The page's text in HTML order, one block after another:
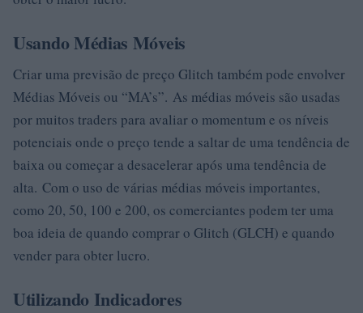
Usando Médias Móveis
Criar uma previsão de preço Glitch também pode envolver
Médias Móveis ou “MA’s”. As médias móveis são usadas
por muitos traders para avaliar o momentum e os níveis
potenciais onde o preço tende a saltar de uma tendência de
baixa ou começar a desacelerar após uma tendência de
alta. Com o uso de várias médias móveis importantes,
como 20, 50, 100 e 200, os comerciantes podem ter uma
boa ideia de quando comprar o Glitch (GLCH) e quando
vender para obter lucro.
Utilizando Indicadores